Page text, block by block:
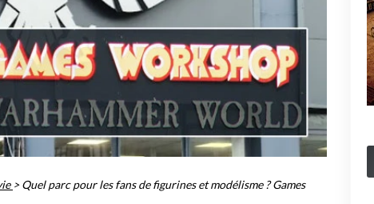
>Quel parc pour les fans de figurines et modélisme ? Games